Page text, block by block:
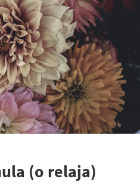
(o relaja)